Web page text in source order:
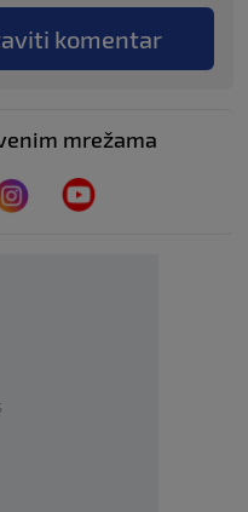
komentar
mrežama